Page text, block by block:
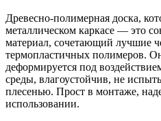
Древесно-полимерная доска,
металлическом каркасе ― это
материал, сочетающий лучшие
термопластичных полимеров.
деформируется под
среды, влагоустойчив, не
плесенью. Прост в монтаже,
использовании.